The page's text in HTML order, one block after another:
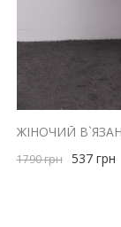
1790грн 537 грн